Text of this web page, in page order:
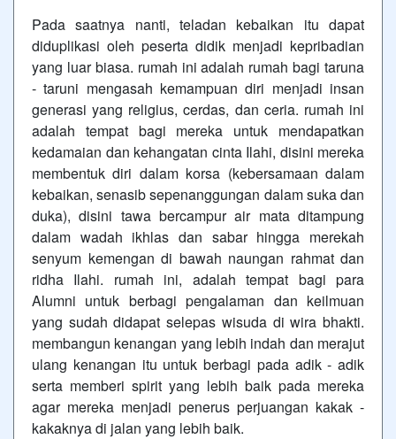
Pada saatnya nanti, teladan kebaikan itu dapat
diduplikasi oleh peserta didik menjadi kepribadian
yang luar biasa. rumah ini adalah rumah bagi taruna
- taruni mengasah kemampuan diri menjadi insan
generasi yang religius, cerdas, dan ceria. rumah ini
adalah tempat bagi mereka untuk mendapatkan
kedamaian dan kehangatan cinta Ilahi, disini mereka
membentuk diri dalam korsa (kebersamaan dalam
kebaikan, senasib sepenanggungan dalam suka dan
duka), disini tawa bercampur air mata ditampung
dalam wadah ikhlas dan sabar hingga merekah
senyum kemengan di bawah naungan rahmat dan
ridha Ilahi. rumah ini, adalah tempat bagi para
Alumni untuk berbagi pengalaman dan keilmuan
yang sudah didapat selepas wisuda di wira bhakti.
membangun kenangan yang lebih indah dan merajut
ulang kenangan itu untuk berbagi pada adik - adik
serta memberi spirit yang lebih baik pada mereka
agar mereka menjadi penerus perjuangan kakak -
kakaknya di jalan yang lebih baik.